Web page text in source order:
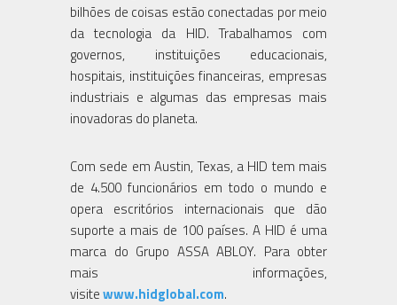
bilhões de coisas estão conectadas por meio
da tecnologia da HID. Trabalhamos com
governos, instituições educacionais,
hospitais, instituições financeiras, empresas
industriais e algumas das empresas mais
inovadoras do planeta.
Com sede em Austin, Texas, a HID tem mais
de 4.500 funcionários em todo o mundo e
opera escritórios internacionais que dão
suporte a mais de 100 países. A HID é uma
marca do Grupo ASSA ABLOY. Para obter
mais informações,
visitewww.hidglobal.com.